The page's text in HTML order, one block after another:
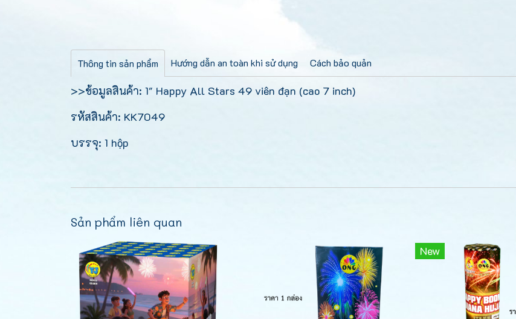
Thông tin sản phẩm Hướng dẫn an toàn khi sử dụng Cách bảo quản
>>ข้อมูลสินค้า: 1" Happy All Stars 49 viên đạn (cao 7 inch)
รหัสสินค้า: KK7049
บรรจุ: 1 hộp
Sản phẩm liên quan
New